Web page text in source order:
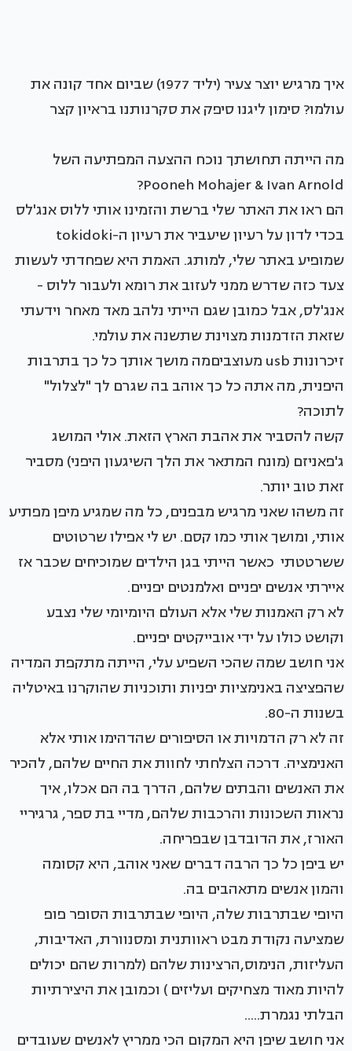
איך מרגיש יוצר צעיר (יליד 1977) שביום אחד קונה את
עולמו? סימון ליגנו סיפק את סקרנותנו בראיון קצר
מה הייתה תחושתך נוכח ההצעה המפתיעה השל
Pooneh Mohajer & Ivan Arnold?
הם ראו את האתר שלי ברשת והזמינו אותי ללוס אנג'לס
בכדי לדון על רעיון שיעביר את רעיון ה-tokidoki
שמופיע באתר שלי, למותג. האמת היא שפחדתי לעשות
צעד כזה שדרש ממני לעזוב את רומא ולעבור ללוס -
אנג'לס, אבל כמובן שגם הייתי נלהב מאד מאחר וידעתי
שזאת הזדמנות מצוינת שתשנה את עולמי.
זיכרונות usb מעוצביםמה מושך אותך כל כך בתרבות
היפנית, מה אתה כל כך אוהב בה שגרם לך "לצלול"
לתוכה?
קשה להסביר את אהבת הארץ הזאת. אולי המושג
ג'פאניזם (מונח המתאר את הלך השיגעון היפני) מסביר
זאת טוב יותר.
זה משהו שאני מרגיש מבפנים, כל מה שמגיע מיפן מפתיע
אותי, ומושך אותי כמו קסם. יש לי אפילו שרטוטים
ששרטטתי כאשר הייתי בגן הילדים שמוכיחים שכבר אז
איירתי אנשים יפניים ואלמנטים יפניים.
לא רק האמנות שלי אלא העולם היומיומי שלי נצבע
וקושט כולו על ידי אובייקטים יפניים.
אני חושב שמה שהכי השפיע עלי, הייתה מתקפת המדיה
שהפציצה באנימציות יפניות ותוכניות שהוקרנו באיטליה
בשנות ה-80.
זה לא רק הדמויות או הסיפורים שהדהימו אותי אלא
האנימציה. דרכה הצלחתי לחוות את החיים שלהם, להכיר
את האנשים והבתים שלהם, הדרך בה הם אכלו, איך
נראות השכונות והרכבות שלהם, מדיי בת ספר, גרגיריי
האורז, את הדובדבן שבפריחה.
יש ביפן כל כך הרבה דברים שאני אוהב, היא קסומה
והמון אנשים מתאהבים בה.
היופי שבתרבות שלה, היופי שבתרבות הסופר פופ
שמציעה נקודת מבט ראוותנית ומסנוורת, האדיבות,
העליזות, הנימוס,הרצינות שלהם (למרות שהם יכולים
להיות מאוד מצחיקים ועליזים ) וכמובן את היצירתיות
הבלתי נגמרת.....
אני חושב שיפן היא המקום הכי ממריץ לאנשים שעובדים